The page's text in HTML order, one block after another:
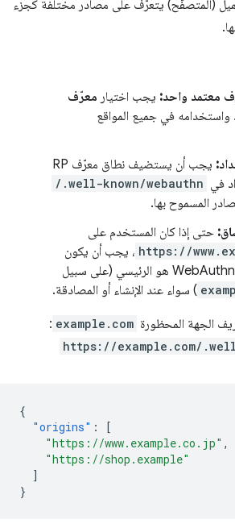
(المتصفّح) يتعرّف على مصادر مختلفة كجزء
معتمد واحد: يجب اختيار معرّف
في جميع المواقع
يجب أن يستضيف نطاق معرّف RP
في /.well-known/webauthn
المسموح بها.
حتى إذا كان المستخدم على
https:// ، يجب أن يكون
في طلب WebAuthn هو الرئيسي (على سبيل
) سواء عند الإنشاء أو المصادقة.
example.com
:
https://example.com/
{
"origins" :
[
"https://www.example.co.jp" ,
"https://shop.example"
]
}